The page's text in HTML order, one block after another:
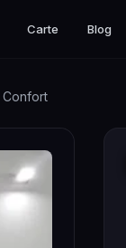
Carte Blog
Confort